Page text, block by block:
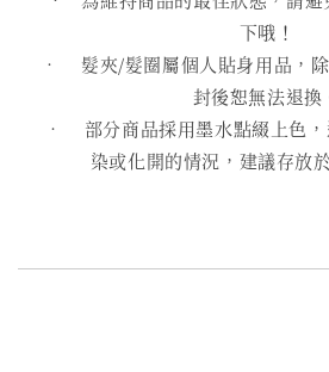
下哦！
• 髮夾/髮圈屬個人貼身用品，除
封後恕無法退換
• 部分商品採用墨水點綴上色，
染或化開的情況，建議存放